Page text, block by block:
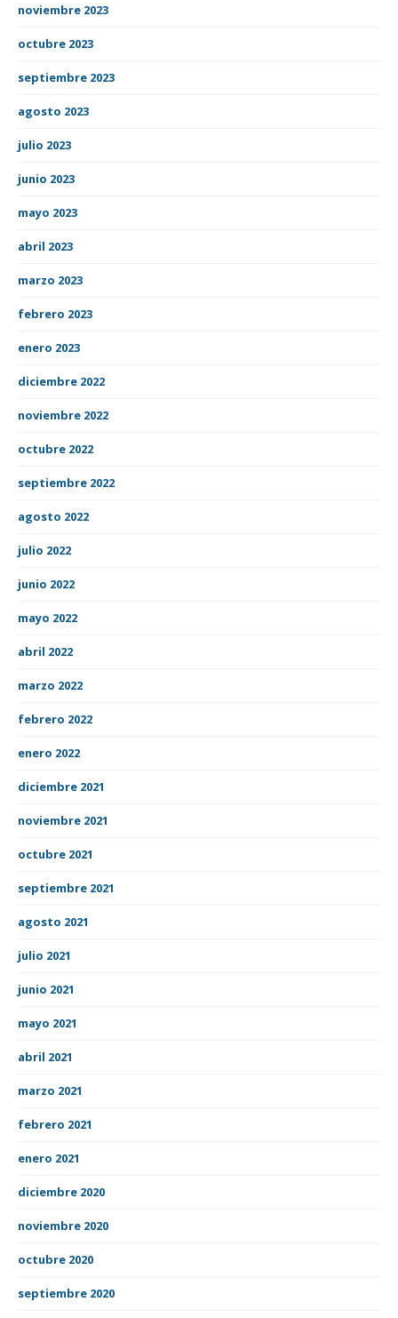
noviembre 2023
octubre 2023
septiembre 2023
agosto 2023
julio 2023
junio 2023
mayo 2023
abril 2023
marzo 2023
febrero 2023
enero 2023
diciembre 2022
noviembre 2022
octubre 2022
septiembre 2022
agosto 2022
julio 2022
junio 2022
mayo 2022
abril 2022
marzo 2022
febrero 2022
enero 2022
diciembre 2021
noviembre 2021
octubre 2021
septiembre 2021
agosto 2021
julio 2021
junio 2021
mayo 2021
abril 2021
marzo 2021
febrero 2021
enero 2021
diciembre 2020
noviembre 2020
octubre 2020
septiembre 2020